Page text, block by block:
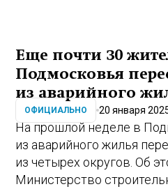
Еще почти 30
Подмосковья
из аварийного
ОФИЦИАЛЬНО 20 января
На прошлой неделе в
из аварийного жилья
из четырех округов. Об
Министерство